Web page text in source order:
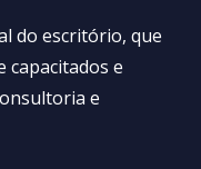
do escritório, que
capacitados e
e